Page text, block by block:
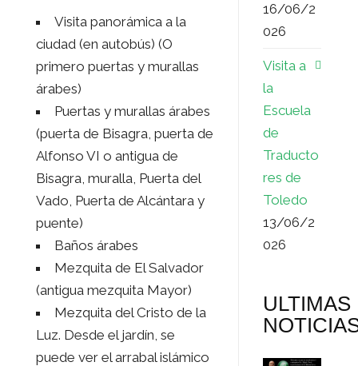
Visita panorámica a la
ciudad (en autobús) (O
primero puertas y murallas
árabes)
Puertas y murallas árabes
(puerta de Bisagra, puerta de
Alfonso VI o antigua de
Bisagra, muralla, Puerta del
Vado, Puerta de Alcántara y
puente)
Baños árabes
Mezquita de El Salvador
(antigua mezquita Mayor)
Mezquita del Cristo de la
Luz. Desde el jardín, se
puede ver el arrabal islámico
16/06/2
026
Visita a
la
Escuela
de
Traducto
res de
Toledo
13/06/2
026
ULTIMAS